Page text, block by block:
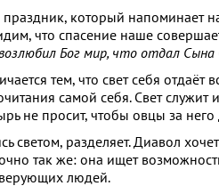
праздник, который напоминает
что спасение наше
Бог мир, что отдал Сына
тем, что свет себя
самой себя. Свет служит
не просит, чтобы овцы за
светом, разделяет. Диавол
так же: она ищет
людей.